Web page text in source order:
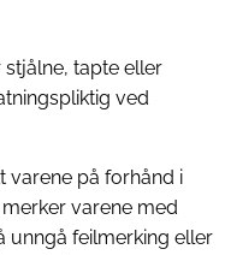
stjålne, tapte eller
ved
varene på forhånd i
varene med
unngå feilmerking eller